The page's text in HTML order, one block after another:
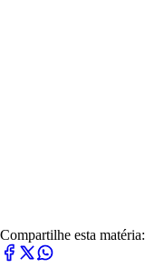
Compartilhe esta matéria: